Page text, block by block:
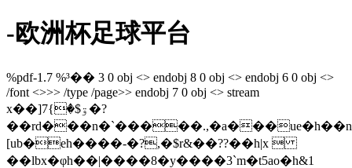
-欧洲杯足球平台
%pdf-1.7 %³�� 3 0 obj <> endobj 8 0 obj <> endobj 6 0 obj <>
/font <>>> /type /page>> endobj 7 0 obj <> stream
x��]ۊ$�}7�?
[ub�eh����-�?,�$r&��??��h|x 
��lbx�φh��|����8�y����3 `m�t5ao�h&1